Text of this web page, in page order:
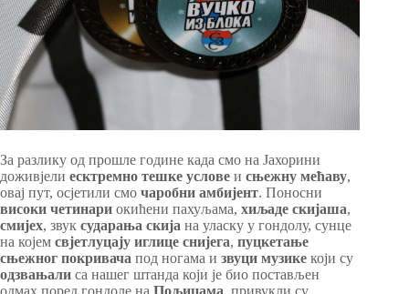
За разлику од прошле године када смо на Јахорини
доживјели есктремно тешке услове и сњежну мећаву,
овај пут, осјетили смо чаробни амбијент. Поносни
високи четинари окићени пахуљама, хиљаде скијаша,
смијех, звук сударања скија на уласку у гондолу, сунце
на којем свјетлуцају иглице снијега, пуцкетање
сњежног покривача под ногама и звуци музике који су
одзвањали са нашег штанда који је био постављен
одмах поред гондоле на Пољицама, привукли су